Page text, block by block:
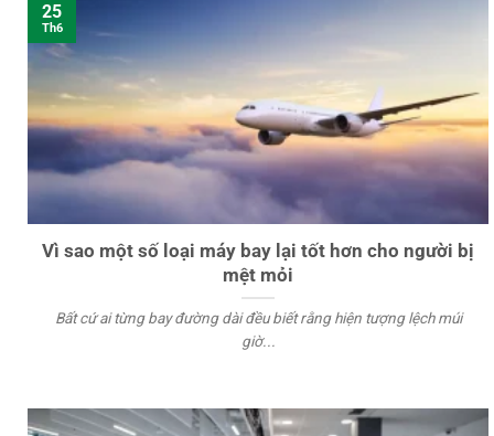
Vì sao một số loại máy bay lại tốt hơn cho người bị
mệt mỏi
Bất cứ ai từng bay đường dài đều biết rằng hiện tượng lệch múi
giờ...
25
Th6